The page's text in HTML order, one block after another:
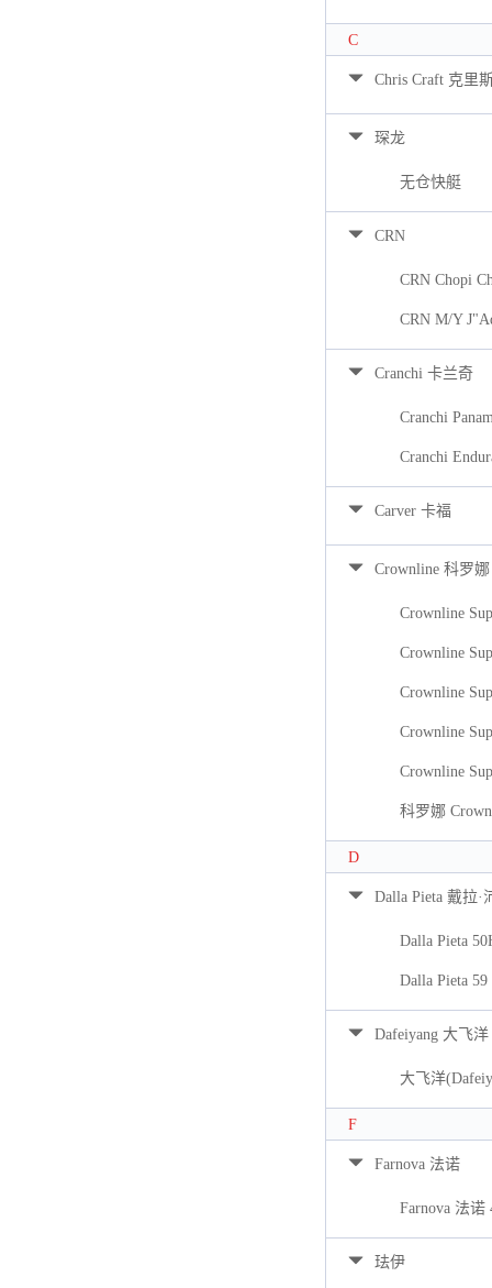
C
Chris Craft 克里
琛龙
无仓快艇
CRN
CRN Chopi
CRN M/Y
Cranchi 卡兰奇
Cranchi
Cranchi
Carver 卡福
Crownline 科罗娜
Crownline
Crownline
Crownline
Crownline
Crownline
科罗娜
D
Dalla Pieta 戴拉·
Dalla Pieta
Dalla Pieta 59
Dafeiyang 大飞洋
大飞洋
F
Farnova 法诺
Farnova 法诺
珐伊